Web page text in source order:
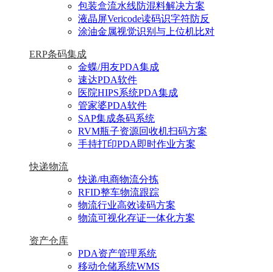
包装盒流水线防混料解决方案
液晶屏Vericode读码识字符防反
涂油金属视觉识别与上位机比对
ERP条码集成
金蝶/用友PDA集成
速达PDA软件
医院HIPS系统PDA集成
管家婆PDA软件
SAP集成条码系统
RVM瓶子资源回收机扫码方案
手持打印PDA即时作业方案
快递物流
快递/电商物流分拣
RFID整车物流跟踪
物流行业高效读码方案
物流可视化存证一体化方案
资产仓库
PDA资产管理系统
移动仓储系统WMS